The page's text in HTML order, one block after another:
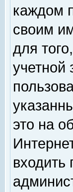
каждом
своим
для
учетной
это на
входить